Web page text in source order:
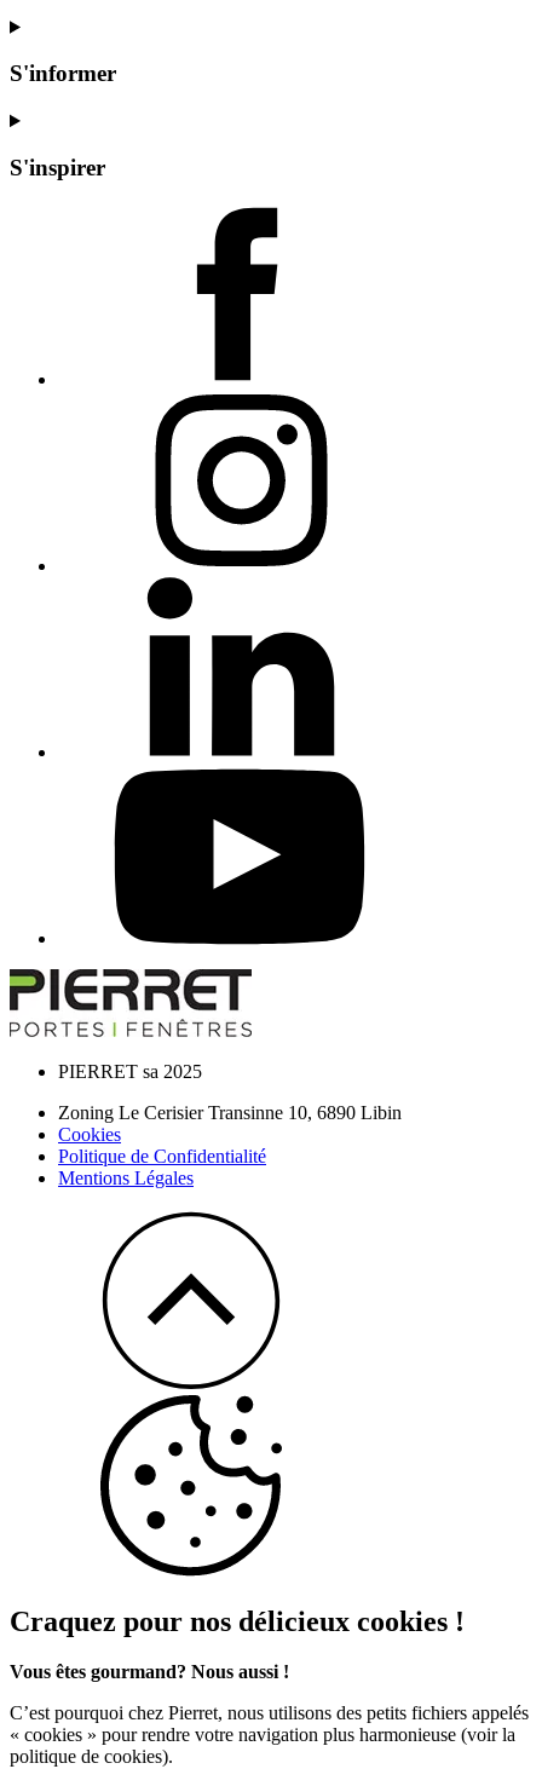
S'informer
S'inspirer
PIERRET sa 2025
Zoning Le Cerisier Transinne 10, 6890 Libin
Cookies
Politique de Confidentialité
Mentions Légales
Craquez pour nos délicieux cookies !
Vous êtes gourmand? Nous aussi !
C’est pourquoi chez Pierret, nous utilisons des petits fichiers appelés
« cookies » pour rendre votre navigation plus harmonieuse (voir la
politique de cookies).